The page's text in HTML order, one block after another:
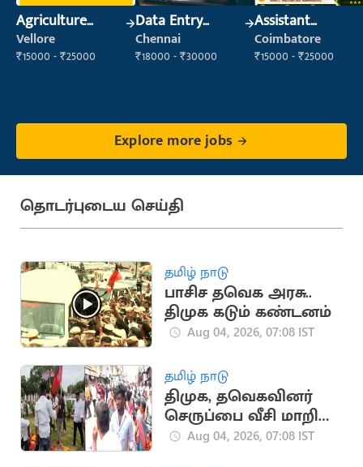
Agriculture
Labour
Vellore
₹15000 - ₹25000
Data Entry
Operator
Chennai
₹18000 - ₹30000
Assistant
Manager
Coimbatore
₹15000 - ₹25000
Explore more jobs
தொடர்புடைய செய்தி
தமிழ் நாடு
பாசிச தவெக அரசு..
திமுக கடும் கண்டனம்
Aug 04, 2026, 07:08 IST
தமிழ் நாடு
திமுக, தவெகவினர்
செருப்பை வீசி மாறி
மாறி தாக்குதல்
Aug 04, 2026, 07:08 IST